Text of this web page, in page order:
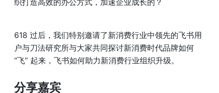
织打造高效的办公方式，加速企业成长的？
618 过后，我们特别邀请了新消费行业中领先的飞书用
户与刀法研究所与大家共同探讨新消费时代品牌如何
“飞” 起来，飞书如何助力新消费行业组织升级。
分享嘉宾